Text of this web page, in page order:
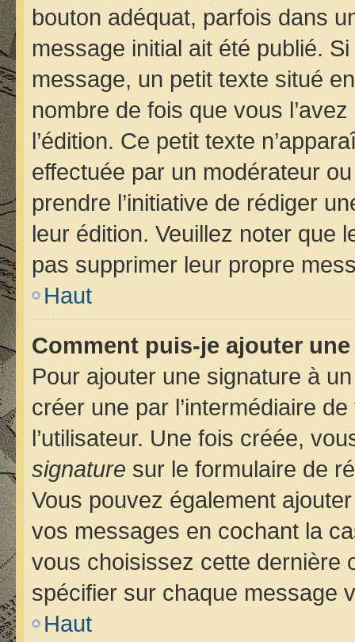
bouton adéquat, parfois dans
message initial ait été publié.
message, un petit texte situé
nombre de fois que vous
l’édition. Ce petit texte
effectuée par un modérateur
prendre l’initiative de rédiger
leur édition. Veuillez noter que
pas supprimer leur propre
Haut
Comment puis-je ajouter
Pour ajouter une signature à
créer une par l’intermédiaire
l’utilisateur. Une fois créée,
signature sur le formulaire de
Vous pouvez également
vos messages en cochant la
vous choisissez cette dernière
spécifier sur chaque message
Haut